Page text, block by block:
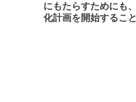
にもたらすためにも
化計画を開始するこ